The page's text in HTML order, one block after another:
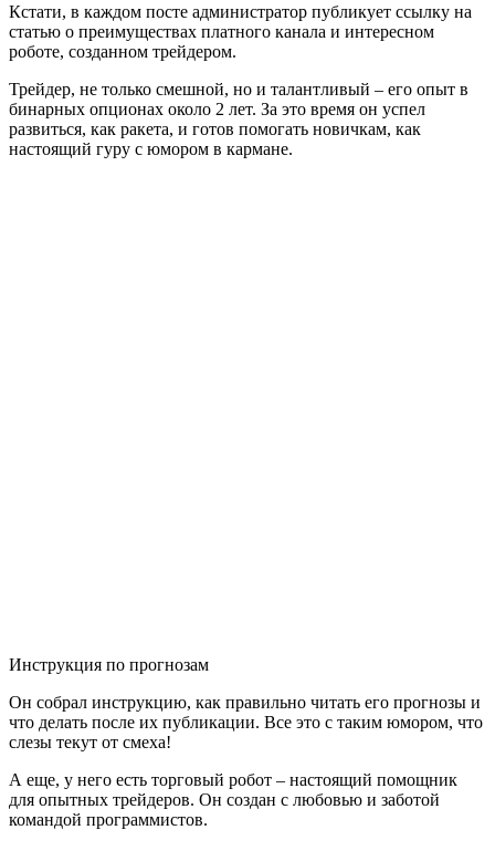
Кстати, в каждом посте администратор публикует ссылку на
статью о преимуществах платного канала и интересном
роботе, созданном трейдером.
Трейдер, не только смешной, но и талантливый – его опыт в
бинарных опционах около 2 лет. За это время он успел
развиться, как ракета, и готов помогать новичкам, как
настоящий гуру с юмором в кармане.
Инструкция по прогнозам
Он собрал инструкцию, как правильно читать его прогнозы и
что делать после их публикации. Все это с таким юмором, что
слезы текут от смеха!
А еще, у него есть торговый робот – настоящий помощник
для опытных трейдеров. Он создан с любовью и заботой
командой программистов.